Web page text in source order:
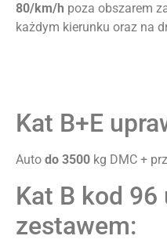
80/km/h poza obszarem
każdym kierunku oraz na
Kat B+E
Auto do 3500 kg DMC +
Kat B kod
zestawem: